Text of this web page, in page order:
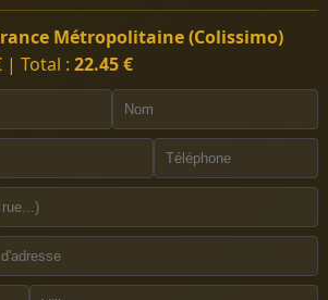
Métropolitaine (Colissimo)
| Total : 22.45 €